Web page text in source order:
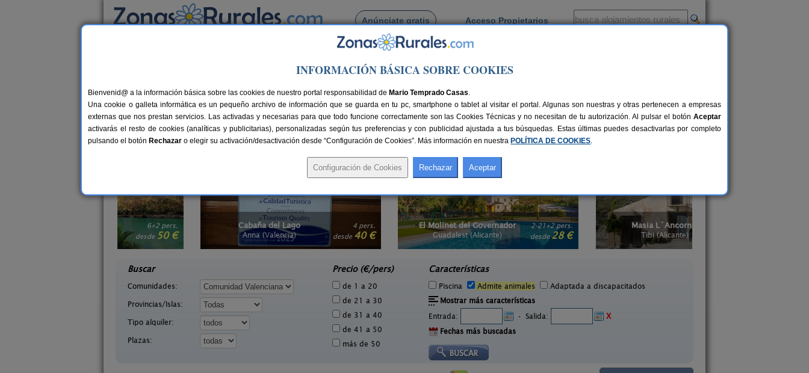
Anúnciate gratis Acceso Propietarios
Busca por pueblo
> Comunidad Valenciana
Casas rurales que admiten animales en La Comunidad Valenciana
¿Buscas casas rurales que admiten animales? Aquí encontrarásalojamientos en Comunidad Valenciana que aceptan mascotas, son parte de la familia y por
ello, van contigo de vacaciones. También tienen derecho de disfrutar de las ventajas de alquilar una casa rural y de los encantos del entorno. ¿Te imaginas
el momento mágico con tu mascota al lado de la chimena?, encuentra
casas rurales con chimenea en Comunidad Valenciana
y filtra por las que admitan
animales.
4 pers.
desde40 €
Cabaña del Lago
Anna (Valencia)
2-21+2 pers.
desde28 €
El Molinet del Governador
Guadalest (Alicante)
2-28+5 pers.
desde20 €
Masia L´Ancornia
Tibi (Alicante)
Buscar
Comunidades:
Provincias/Islas:
Tipo alquiler:
Plazas:
Precio (€/pers)
de 1 a 20
de 21 a 30
de 31 a 40
de 41 a 50
más de 50
Características
Piscina Admite animales
Adaptada a discapacitados
Mostrar más características
Entrada:
- Salida:
X
Fechas más buscadas
INFORMACIÓN BÁSICA SOBRE COOKIES
Bienvenid@ a la información básica sobre las cookies de nuestro portal responsabilidad de Mario Temprado Casas.
Una cookie o galleta informática es un pequeño archivo de información que se guarda en tu pc, smartphone o tablet al visitar el portal. Algunas son nuestras y otras pertenecen a empresas
externas que nos prestan servicios. Las activadas y necesarias para que todo funcione correctamente son las Cookies Técnicas y no necesitan de tu autorización. Al pulsar el botón Aceptar
activarás el resto de cookies (analíticas y publicitarias), personalizadas según tus preferencias y con publicidad ajustada a tus búsquedas. Estas últimas puedes desactivarlas por completo
pulsando el botón Rechazar o elegir su activación/desactivación desde “Configuración de Cookies”. Más información en nuestra POLÍTICA DE COOKIES.